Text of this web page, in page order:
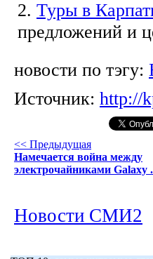
2. Туры в
предложений и
новости по тэгу:
Источник: http://
<< Предыдущая
Намечается война между
электрочайниками Galaxy
Новости СМИ2